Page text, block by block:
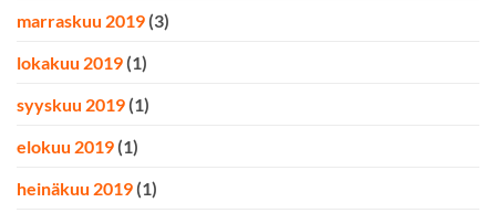
marraskuu 2019 (3)
lokakuu 2019 (1)
syyskuu 2019 (1)
elokuu 2019 (1)
heinäkuu 2019 (1)